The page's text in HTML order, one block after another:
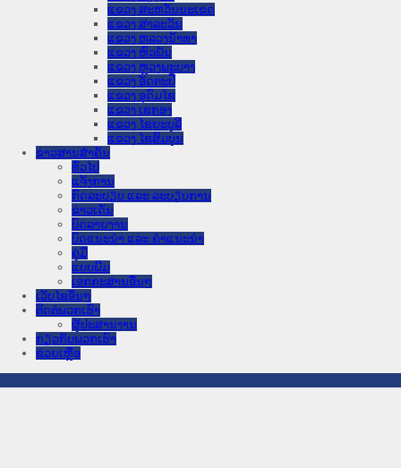
ແຂວງ ສະຫວັນນະເຂດ
ແຂວງ ສາລະວັນ
ແຂວງ ຫລວງນໍ້າທາ
ແຂວງ ຫົວພັນ
ແຂວງ ຫຼວງພະບາງ
ແຂວງ ອັດຕະປື
ແຂວງ ອຸດົມໄຊ
ແຂວງ ເຊກອງ
ແຂວງ ໄຊຍະບູລີ
ແຂວງ ໄຊສົມບູນ
ຂ່າວສານສໍາຄັນ
​ທົ່ວ​ໄປ
ແຈ້ງການ
ກົດລະບຽບ ແລະ ລະບຽບການ
ຂ່າວເດັ່ນ
ບົດລາຍງານ
ບົດແນະນໍາ ແລະ ຄໍາແນະນໍາ
ຄູ່ມື
ແບບພີມ
ເອກກະສານອື່ນໆ
ເວັບໄຊອື່ນໆ
ຕິດຕໍ່ພວກເຮົາ
ຜູ້ປະສານງານ
ກ່ຽວກັບພວກເຮົາ
ຊ່ວຍເຫຼືອ